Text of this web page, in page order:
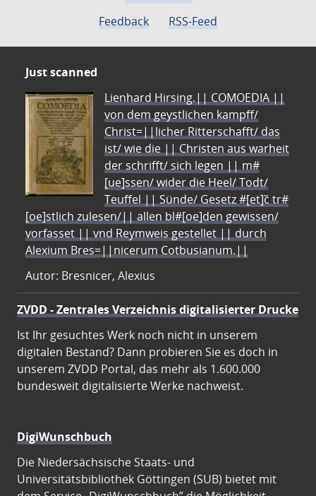
Feedback
RSS-Feed
Just scanned
Lienhard Hirsing.|| COMOEDIA ||
von dem geystlichen kampff/
Christ=||licher Ritterschafft/ das
ist/ wie die || Christen aus warheit
der schrifft/ sich legen || m#
[ue]ssen/ wider die Heel/ Todt/
Teuffel || Sünde/ Gesetz #[et]c̃ tr#
[oe]stlich zulesen/|| allen bl#[oe]den gewissen/
vorfasset || vnd Reymweis gestellet || durch
Alexium Bres=||nicerum Cotbusianum.||
Autor: Bresnicer, Alexius
ZVDD - Zentrales Verzeichnis digitalisierter Drucke
Ist Ihr gesuchtes Werk noch nicht in unserem
digitalen Bestand? Dann probieren Sie es doch in
unserem ZVDD Portal, das mehr als 1.600.000
bundesweit digitalisierte Werke nachweist.
DigiWunschbuch
Die Niedersächsische Staats- und
Universitätsbibliothek Göttingen (SUB) bietet mit